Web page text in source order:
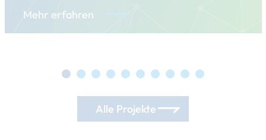
Mehr erfahren
Alle Projekte